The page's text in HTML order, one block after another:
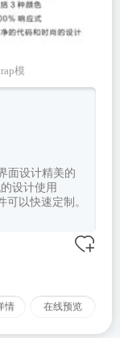
模
面设计精美的
设计使用
可以快速定制。
情 在线预览